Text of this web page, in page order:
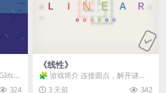
四...
324
《线性》
🧩 游戏简介 连接圆点，解开谜
题。 ⚠️ 重要提示 所有关卡均可通
3 天前 342